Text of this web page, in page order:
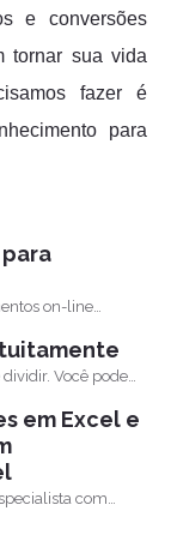
e conversões
tornar sua vida
fazer é
para
on-line
Você pode
em Excel e
com